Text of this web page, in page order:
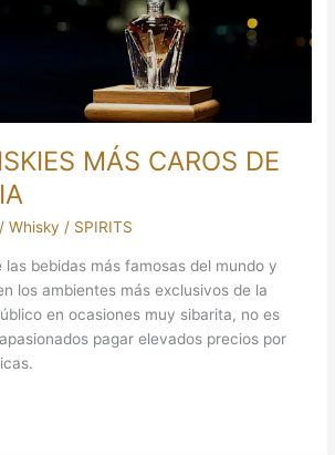
MÁS CAROS DE
/Whisky / SPIRITS
las bebidas más famosas del mundo y
los ambientes más exclusivos de la
en ocasiones muy sibarita, no es
pagar elevados precios por